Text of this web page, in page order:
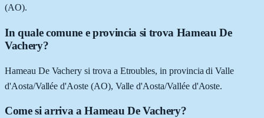
(AO).
In quale comune e provincia si trova Hameau De
Vachery?
Hameau De Vachery si trova a Etroubles, in provincia di Valle
d'Aosta/Vallée d'Aoste (AO), Valle d'Aosta/Vallée d'Aoste.
Come si arriva a Hameau De Vachery?